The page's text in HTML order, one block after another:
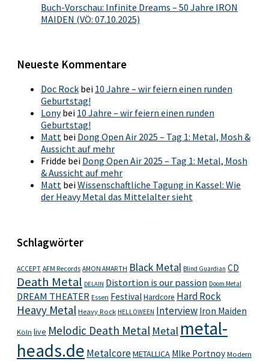
Buch-Vorschau: Infinite Dreams – 50 Jahre IRON
MAIDEN (VÖ: 07.10.2025)
Neueste Kommentare
Doc Rock bei 10 Jahre – wir feiern einen runden
Geburtstag!
Lonybei 10 Jahre – wir feiern einen runden
Geburtstag!
Matt bei Dong Open Air 2025 – Tag 1: Metal, Mosh &
Aussicht auf mehr
Fridde bei Dong Open Air 2025 – Tag 1: Metal, Mosh
& Aussicht auf mehr
Matt beiWissenschaftliche Tagung in Kassel: Wie
der Heavy Metal das Mittelalter sieht
Schlagwörter
ACCEPT AFM Records AMON AMARTH Black Metal Blind Guardian CD
Death Metal DELAIN Distortion is our passion Doom Metal
DREAM THEATER Essen FestivalHardcore Hard Rock
Heavy Metal Heavy Rock HELLOWEEN Interview Iron Maiden
Köln live Melodic Death Metal Metal metal-
heads.de MetalcoreMETALLICA MIke Portnoy Modern